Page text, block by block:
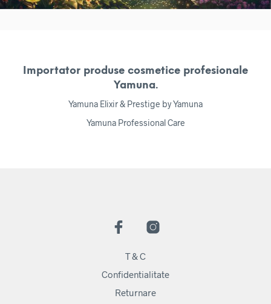
Importator produse cosmetice profesionale
Yamuna.
Yamuna Elixir & Prestige by Yamuna
Yamuna Professional Care
T & C
Confidentialitate
Returnare